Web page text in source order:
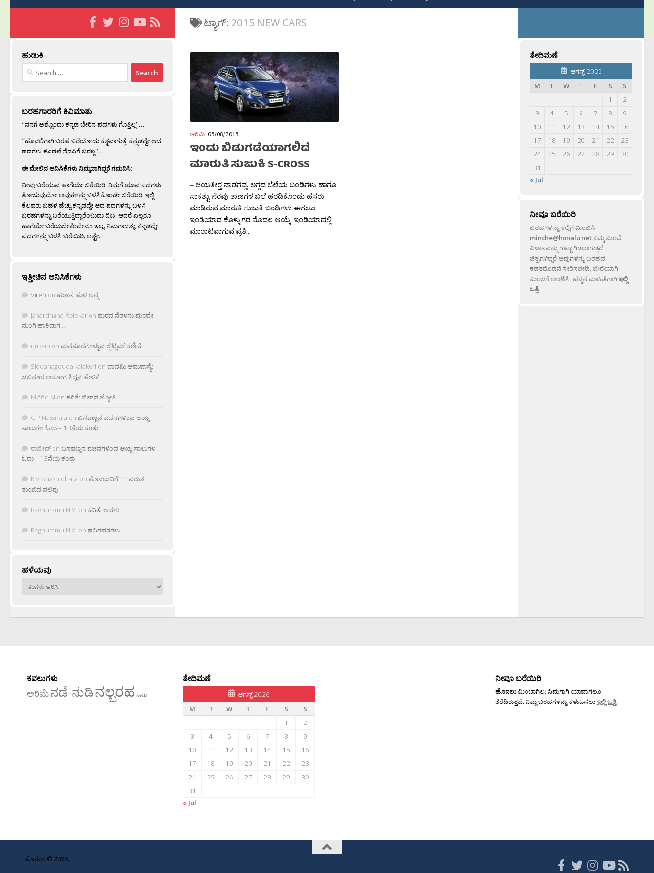
ಟ್ಯಾಗ್: 2015 NEW CARS
ಅರಿಮೆ 05/08/2015
ಇಂದು ಬಿಡುಗಡೆಯಾಗಲಿದೆ
ಮಾರುತಿ ಸುಜುಕಿ S-CROSS
– ಜಯತೀರ‍್ತ ನಾಡಗವ್ಡ. ಅಗ್ಗದ ಬೆಲೆಯ ಬಂಡಿಗಳು ಹಾಗೂ
ಸಾಕಶ್ಟು ನೆರವು ತಾಣಗಳ ಬಲೆ ಹರಡಿಕೊಂಡು ಹೆಸರು
ಮಾಡಿರುವ ಮಾರುತಿ ಸುಜುಕಿ ಬಂಡಿಗಳು ಈಗಲೂ
ಇಂಡಿಯಾದ ಕೊಳ್ಳುಗರ ಮೊದಲ ಆಯ್ಕೆ. ಇಂಡಿಯಾದಲ್ಲಿ
ಮಾರಾಟವಾಗುವ ಪ್ರತಿ...
ಹುಡುಕಿ
Search
ಬರಹಗಾರರಿಗೆ ಕಿವಿಮಾತು
“ನನಗೆ ಅಶ್ಟೊಂದು ಕನ್ನಡ ಬೇರಿನ ಪದಗಳು ಗೊತ್ತಿಲ್ಲ”…
“ಹೊನಲಿಗಾಗಿ ಬರಹ ಬರೆಯೋದು ಕಶ್ಟವಾಗುತ್ತೆ. ಕನ್ನಡದ್ದೇ ಆದ
ಪದಗಳು ಕೂಡಲೆ ನೆನಪಿಗೆ ಬರಲ್ಲ”…
ಈ ಮೇಲಿನ ಅನಿಸಿಕೆಗಳು ನಿಮ್ಮದಾಗಿದ್ದರೆ ಗಮನಿಸಿ:
ನೀವು ಬರೆಯುವ ಹಾಗೆಯೇ ಬರೆಯಿರಿ. ನಿಮಗೆ ಯಾವ ಪದಗಳು
ತೋಚುವುದೋ ಅವುಗಳನ್ನು ಬಳಸಿಕೊಂಡೇ ಬರೆಯಿರಿ. ಇಲ್ಲಿ
ಕೆಲವರು ಬಹಳ ಹೆಚ್ಚು ಕನ್ನಡದ್ದೇ ಆದ ಪದಗಳನ್ನು ಬಳಸಿ
ಬರಹಗಳನ್ನು ಬರೆಯುತ್ತಿದ್ದಾರೆಂಬುದು ದಿಟ. ಆದರೆ ಎಲ್ಲರೂ
ಹಾಗೆಯೇ ಬರೆಯಬೇಕೆಂದೇನೂ ಇಲ್ಲ. ನಿಮಗಾದಶ್ಟು ಕನ್ನಡದ್ದೇ
ಪದಗಳನ್ನು ಬಳಸಿ ಬರೆಯಿರಿ, ಅಶ್ಟೇ.
ಇತ್ತೀಚಿನ ಅನಿಸಿಕೆಗಳು
Viren on ಹುಣಸೆ ಹುಳಿ ಅನ್ನ
Janardhana Relekar on ಮರದ ನೆರಳನು ಮರವೇ
ನುಂಗಿ ಹಾಕಿದಾಗ…
rjnivah on ಮನಸೂರೆಗೊಳ್ಳುವ ಲೈಟ್ಲಮ್ ಕಣಿವೆ
Siddanagouda kalakeri on ಬಾದಮಿ ಅಮವಾಸ್ಯೆ:
ಚಬನೂರ ಅಮೋಗ ಸಿದ್ದನ ಹೇಳಿಕೆ
M âñd M on ಕವಿತೆ: ಜೀವನ ಜ್ಯೋತಿ
C.P.Nagaraja on ಬಸವಣ್ಣನ ವಚನಗಳಿಂದ ಆಯ್ದ
ಸಾಲುಗಳ ಓದು – 13ನೆಯ ಕಂತು
ರಾಜೀವ್ on ಬಸವಣ್ಣನ ವಚನಗಳಿಂದ ಆಯ್ದ ಸಾಲುಗಳ
ಓದು – 13ನೆಯ ಕಂತು
K.V Shashidhara on ಹೊನಲುವಿಗೆ 11 ವರುಶ
ತುಂಬಿದ ನಲಿವು
Raghuramu N.V. on ಕವಿತೆ: ಅವಳು
Raghuramu N.V. on ಹನಿಗವನಗಳು
ಹಳೆಯವು
ಹಳೆಯವು
ತೇದಿಮಣೆ
ಆಗಸ್ಟ್ 2026
M
T W T F S
S
1
2
3
4 5 6 7 8
9
10
11 12 13 14 15
16
17
18 19 20 21 22
23
24
25 26 27 28 29
30
31
« Jul
ನೀವೂ ಬರೆಯಿರಿ
ಬರಹಗಳನ್ನು ಇಲ್ಲಿಗೆ ಮಿಂಚಿಸಿ:
minche@honalu.netನಿಮ್ಮ ಮಿಂಚೆ
ವಿಳಾಸವನ್ನು ಗುಟ್ಟಾಗಿಡಲಾಗುತ್ತದೆ.
ಚಿತ್ರಗಳಿದ್ದರೆ ಅವುಗಳನ್ನು ಬರಹದ
ಕಡತದೊಡನೆ ಸೇರಿಸಬೇಡಿ, ಬೇರೆಯಾಗಿ
ಮಿಂಚೆಗೆ ಅಂಟಿಸಿ. ಹೆಚ್ಚಿನ ಮಾಹಿತಿಗಾಗಿಇಲ್ಲಿ
ಒತ್ತಿ.
ಕವಲುಗಳು
ಅರಿಮೆನಡೆ-ನುಡಿನಲ್ಬರಹ ನಾಡು
ತೇದಿಮಣೆ
ಆಗಸ್ಟ್ 2026
M
T W T F S
S
1
2
3
4 5 6 7 8
9
10
11 12 13 14 15
16
17
18 19 20 21 22
23
24
25 26 27 28 29
30
31
« Jul
ನೀವೂ ಬರೆಯಿರಿ
ಹೊನಲುಮಿಂಬಾಗಿಲು ನಿಮಗಾಗಿ ಯಾವಾಗಲೂ
ತೆರೆದಿರುತ್ತದೆ. ನಿಮ್ಮ ಬರಹಗಳನ್ನು ಕಳುಹಿಸಲುಇಲ್ಲಿ ಒತ್ತಿ.
ಹೊನಲು © 2026.